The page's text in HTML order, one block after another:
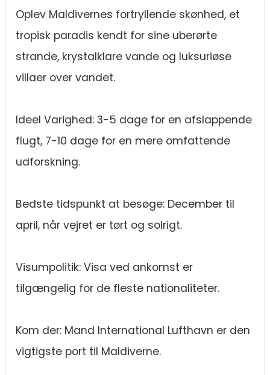
Oplev Maldivernes fortryllende skønhed, et
tropisk paradis kendt for sine uberørte
strande, krystalklare vande og luksuriøse
villaer over vandet.
Ideel Varighed: 3-5 dage for en afslappende
flugt, 7-10 dage for en mere omfattende
udforskning.
Bedste tidspunkt at besøge: December til
april, når vejret er tørt og solrigt.
Visumpolitik: Visa ved ankomst er
tilgængelig for de fleste nationaliteter.
Kom der: Mand International Lufthavn er den
vigtigste port til Maldiverne.